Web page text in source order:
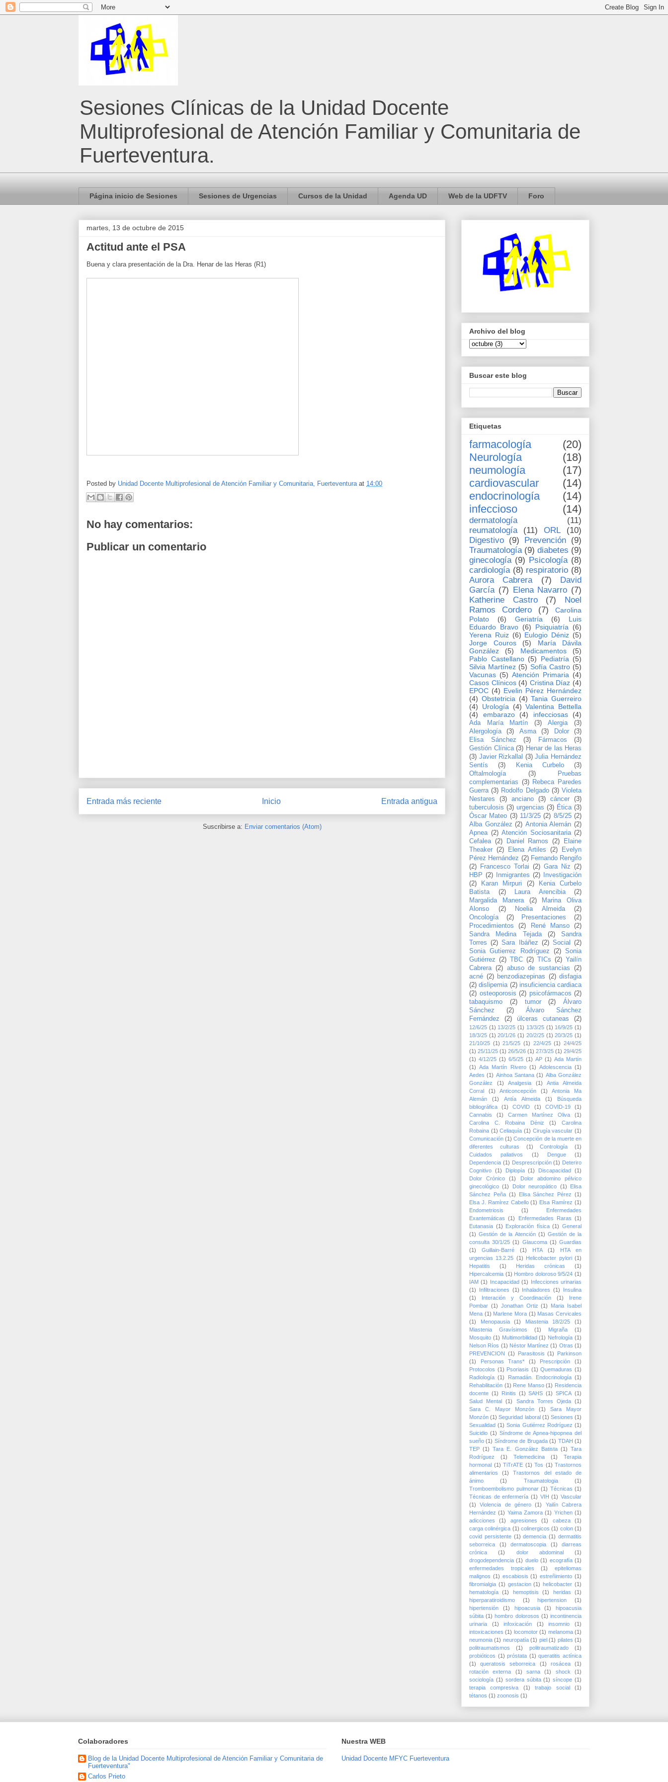
Sesiones Clínicas de la Unidad Docente
Multiprofesional de Atención Familiar y Comunitaria de
Fuerteventura.
Página inicio de Sesiones Sesiones de Urgencias Cursos de la Unidad Agenda UD Web de la UDFTV Foro
martes, 13 de octubre de 2015
Actitud ante el PSA
Buena y clara presentación de la Dra. Henar de las Heras (R1)
Posted by Unidad Docente Multiprofesional de Atención Familiar y Comunitaria, Fuerteventura at 14:00
No hay comentarios:
Publicar un comentario
Entrada más reciente Entrada antigua
Inicio
Suscribirse a: Enviar comentarios (Atom)
Archivo del blog
Buscar este blog
Etiquetas
farmacología
(20)
Neurología
(18)
neumología
(17)
cardiovascular
(14)
endocrinología
(14)
infeccioso
(14)
dermatología
(11)
reumatología
(11) ORL
(10)
Digestivo (9) Prevención (9)
Traumatología (9) diabetes (9)
ginecología (9) Psicología (8)
cardiología (8) respiratorio (8)
Aurora Cabrera
(7)
David
García (7) Elena Navarro (7)
Katherine Castro
(7)
Noel
Ramos Cordero
(7)
Carolina
Polato
(6) Geriatría (6)
Luis
Eduardo Bravo (6) Psiquiatría
(6)
Yerena Ruiz (6) Eulogio Déniz (5)
Jorge Couros
(5)
María Dávila
González
(5) Medicamentos
(5)
Pablo Castellano (5) Pediatría (5)
Silvia Martínez (5) Sofía Castro (5)
Vacunas (5) Atención Primaria (4)
Casos Clínicos (4) Cristina Díaz (4)
EPOC (4) Evelin Pérez Hernández
(4) Obstetricia (4) Tania Guerreiro
(4)
Urología (4) Valentina Bettella
(4)
embarazo (4) infecciosas (4)
Ada María Martín (3) Alergia
(3)
Alergología
(3) Asma (3) Dolor
(3)
Elisa Sánchez
(3) Fármacos
(3)
Gestión Clínica (3) Henar de las Heras
(3) Javier Rizkallal (3) Julia Hernández
Sentís
(3) Kenia Curbelo
(3)
Oftalmología
(3)
Pruebas
complementarias (3) Rebeca Paredes
Guerra (3) Rodolfo Delgado (3) Violeta
Nestares
(3) anciano (3) cáncer
(3)
tuberculosis (3) urgencias (3) Ética (3)
Óscar Mateo (3) 11/3/25 (2) 8/5/25 (2)
Alba González (2) Antonia Alemán (2)
Apnea (2) Atención Sociosanitaria (2)
Cefalea (2) Daniel Ramos (2)
Elaine
Theaker (2) Elena Artiles (2)
Evelyn
Pérez Hernández (2) Fernando Rengifo
(2)
Francesco Torlai (2) Gara Niz (2)
HBP (2) Inmigrantes (2)
Investigación
(2)
Karan Mirpuri (2)
Kenia Curbelo
Batista
(2) Laura Arencibia
(2)
Margalida Manera
(2)
Marina Oliva
Alonso
(2) Noelia Almeida
(2)
Oncología
(2) Presentaciones
(2)
Procedimientos
(2) René Manso
(2)
Sandra Medina Tejada
(2)
Sandra
Torres (2) Sara Ibáñez (2) Social
(2)
Sonia Gutierrez Rodríguez
(2) Sonia
Gutiérrez (2) TBC (2) TICs (2) Yailín
Cabrera (2) abuso de sustancias
(2)
acné (2) benzodiazepinas (2) disfagia
(2) dislipemia (2) insuficiencia cardiaca
(2) osteoporosis (2) psicofármacos (2)
tabaquismo
(2) tumor (2)
Álvaro
Sánchez
(2)
Álvaro Sánchez
Fernández
(2) úlceras cutaneas (2)
12/6/25 (1) 13/2/25 (1) 13/3/25 (1) 16/9/25 (1)
18/3/25 (1) 20/1/26 (1) 20/2/25 (1) 20/3/25 (1)
21/10/25 (1) 21/5/25 (1) 22/4/25 (1) 24/4/25
(1) 25/11/25 (1) 26/5/26 (1) 27/3/25 (1) 29/4/25
(1) 4/12/25 (1) 6/5/25 (1) AP (1) Ada Martín
(1) Ada Martín Rivero (1) Adolescencia (1)
Aedes (1) Ainhoa Santana (1) Alba González
González
(1) Analgesia (1)
Antia Almeida
Corral
(1) Anticoncepción (1)
Antonia Ma
Alemán
(1) Antía Almeida (1)
Búsqueda
bibliográfica
(1) COVID (1) COVID-19
(1)
Cannabis
(1) Carmen Martínez Oliva
(1)
Carolina C. Robaina Déniz
(1)
Carolina
Robaina (1) Celiaquía (1) Cirugía vascular (1)
Comunicación (1) Concepción de la muerte en
diferentes culturas
(1) Contrología
(1)
Cuidados paliativos
(1) Dengue
(1)
Dependencia (1) Desprescripción (1) Deteriro
Cognitivo (1) Diplopía (1) Discapacidad (1)
Dolor Crónico
(1)
Dolor abdomino pélvico
ginecológico (1) Dolor neuropático (1)
Elisa
Sánchez Peña (1) Elisa Sánchez Pérez (1)
Elsa J. Ramírez Cabello (1) Elsa Ramírez (1)
Endometriosis
(1)
Enfermedades
Exantemáticas
(1) Enfermedades Raras (1)
Eutanasia (1) Exploración física (1) General
(1) Gestión de la Atención (1) Gestión de la
consulta 30/1/25 (1) Glaucoma (1) Guardias
(1)
Guillain-Barré (1) HTA (1)
HTA en
urgencias 13.2.25 (1) Helicobacter pylori (1)
Hepatitis
(1) Heridas crónicas
(1)
Hipercalcemia (1) Hombro doloroso 9/5/24 (1)
IAM (1) Incapacidad (1) Infecciones urinarias
(1)
Infiltraciones (1) Inhaladores (1)
Insulina
(1)
Interación y Coordinación (1)
Irene
Pombar (1) Jonathan Ortiz (1)
Maria Isabel
Mena (1) Marlene Mora (1) Masas Cervicales
(1)
Menopausia (1) Miastenia 18/2/25
(1)
Miastenia Gravísimos
(1) Migraña
(1)
Mosquito (1) Multimorbilidad (1) Nefrología (1)
Nelson Ríos (1) Néstor Martínez (1) Otras (1)
PREVENCION (1) Parasitosis (1)
Parkinson
(1)
Personas Trans* (1) Prescripción
(1)
Protocolos (1) Psoriasis (1) Quemaduras (1)
Radiología (1) Ramadán. Endocrinología (1)
Rehabilitación (1) Rene Manso (1) Residencia
docente (1) Rinitis (1) SAHS (1) SPICA (1)
Salud Mental
(1) Sandra Torres Ojeda (1)
Sara C. Mayor Monzón
(1)
Sara Mayor
Monzón (1) Seguridad laboral (1) Sesiones (1)
Sexualidad (1) Sonia Gutiérrez Rodríguez (1)
Suicidio (1) Síndrome de Apnea-hipopnea del
sueño (1) Síndrome de Brugada (1) TDAH (1)
TEP (1) Tara E. González Batista (1) Tara
Rodríguez
(1) Telemedicina (1)
Terapia
hormonal (1) TiTrATE (1) Tos (1) Trastornos
alimentarios
(1)
Trastornos del estado de
ánimo
(1) Traumatologia
(1)
Tromboembolismo pulmonar (1) Técnicas (1)
Técnicas de enfermería (1) VIH (1) Vascular
(1)
Violencia de género (1)
Yailín Cabrera
Hernández (1) Yaima Zamora (1) Yrichen (1)
adicciones
(1) agresiones (1) cabeza
(1)
carga colinérgica (1) colinergicos (1) colon (1)
covid persistente (1) demencia (1) dermatitis
seborreica
(1) dermatoscopia (1)
diarreas
crónica
(1) dolor abdominal
(1)
drogodependencia (1) duelo (1) ecografía (1)
enfermedades tropicales
(1)
epiteliomas
malignos (1) escabiosis (1) estreñimiento (1)
fibromialgia (1) gestacion (1) helicobacter (1)
hematología
(1) hemoptisis (1) heridas
(1)
hiperparatiroidismo
(1) hipertension
(1)
hipertensión
(1) hipoacusia (1)
hipoacusia
súbita (1) hombro dolorosos (1) incontinencia
urinaria
(1) infoxicación (1) insomnio
(1)
intoxicaciones (1) locomotor (1) melanoma (1)
neumonia (1) neuropatía (1) piel (1) pilates (1)
politraumatismos
(1) politraumatizado
(1)
probióticos (1) próstata (1) queratitis actínica
(1)
queratosis seborreica (1) rosácea
(1)
rotación externa
(1) sarna (1) shock
(1)
sociología (1) sordera súbita (1) síncope (1)
terapia compresiva
(1) trabajo social
(1)
tétanos (1) zoonosis (1)
Colaboradores
Blog de la Unidad Docente Multiprofesional de Atención Familiar y Comunitaria de
Fuerteventura"
Carlos Prieto
Nuestra WEB
Unidad Docente MFYC Fuerteventura